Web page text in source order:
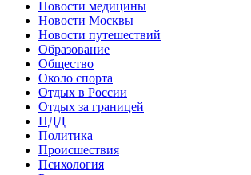
Новости медицины
Новости Москвы
Новости путешествий
Образование
Общество
Около спорта
Отдых в России
Отдых за границей
ПДД
Политика
Происшествия
Психология